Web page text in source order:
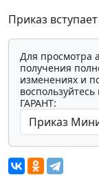
Приказ
Для просмотра
получения
изменениях и
ГАРАНТ: